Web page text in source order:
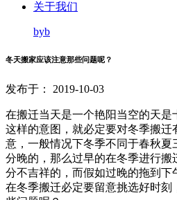
关于我们
byb
冬天搬家应该注意那些问题呢？
发布于： 2019-10-03
在搬迁当天是一个艳阳当空的天是
这样的意图，就必定要对冬季搬迁
意，一般情况下冬季不同于春秋
分晚的，那么过早的在冬季进行
分不吉祥的，而假如过晚的拖到下
在冬季搬迁必定要留意挑选好时刻